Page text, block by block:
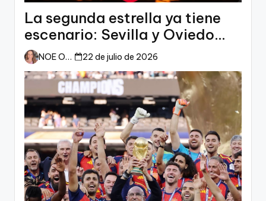
La segunda estrella ya tiene
escenario: Sevilla y Oviedo
esperan a España
NOE ORTIZ 22 de julio de 2026